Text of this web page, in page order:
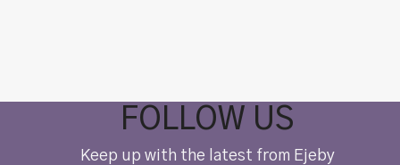
FOLLOW US
Keep up with the latest from Ejeby